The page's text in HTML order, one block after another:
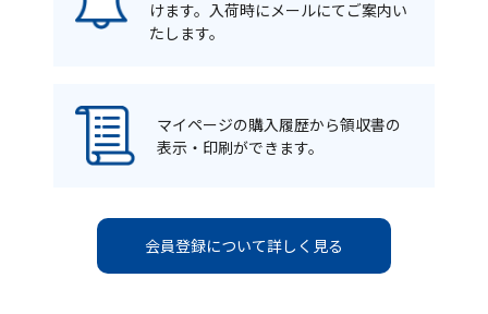
けます。入荷時にメールにてご案内い
たします。
マイページの購入履歴から領収書の
表示・印刷ができます。
会員登録について詳しく見る